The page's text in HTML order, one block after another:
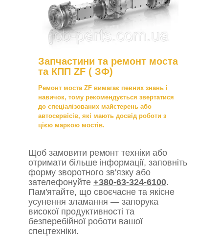
Запчастини та ремонт моста
та КПП ZF ( ЗФ)
Ремонт моста ZF вимагає певних знань і
навичок, тому рекомендується звертатися
до спеціалізованих майстерень або
автосервісів, які мають досвід роботи з
цією маркою мостів.
Щоб замовити ремонт техніки або
отримати більше інформації, заповніть
форму зворотного зв'язку або
зателефонуйте +380-63-324-6100.
Пам'ятайте, що своєчасне та якісне
усунення зламання — запорука
високої продуктивності та
безперебійної роботи вашої
спецтехніки.